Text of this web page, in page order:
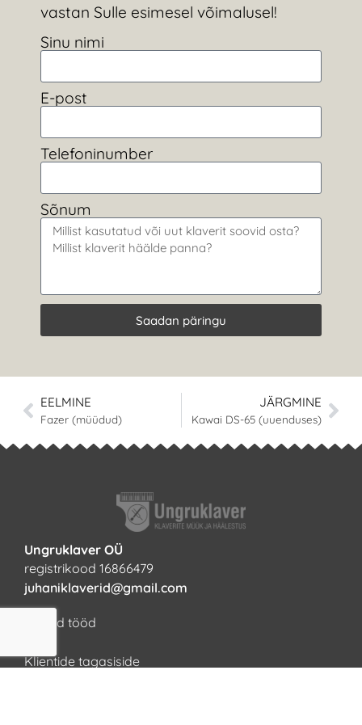
vastan Sulle esimesel võimalusel!
Sinu nimi
E-post
Telefoninumber
Sõnum
Saadan päringu
EELMINE
Fazer (müüdud)
JÄRGMINE
Kawai DS-65 (uuenduses)
Ungruklaver OÜ
registrikood 16866479
juhaniklaverid@gmail.com
Tehtud tööd
Klientide tagasiside